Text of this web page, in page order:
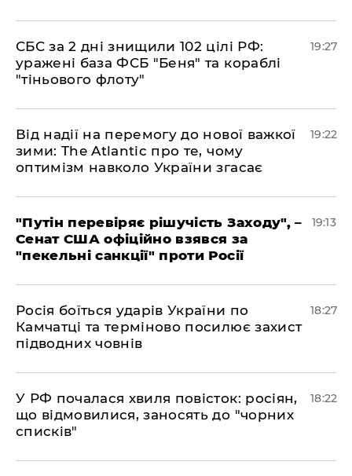
​СБС за 2 дні знищили 102 цілі РФ:
уражені база ФСБ "Беня" та кораблі
"тіньового флоту"
19:27
​Від надії на перемогу до нової важкої
зими: The Atlantic про те, чому
оптимізм навколо України згасає
19:22
​"Путін перевіряє рішучість Заходу", –
Сенат США офіційно взявся за
"пекельні санкції" проти Росії
19:13
​Росія боїться ударів України по
Камчатці та терміново посилює захист
підводних човнів
18:27
​У РФ почалася хвиля повісток: росіян,
що відмовилися, заносять до "чорних
списків"
18:22